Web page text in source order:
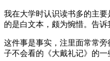
我在大学时认识读书多的主
的是白文本，颇为惋惜。告诉
这件事是事实，注里面常常
子不会看的《大戴礼记》的